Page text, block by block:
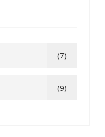
(7)
(9)